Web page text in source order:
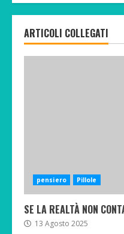
ARTICOLI COLLEGATI
pensiero Pillole
SE LA REALTÀ NON
13 Agosto 2025